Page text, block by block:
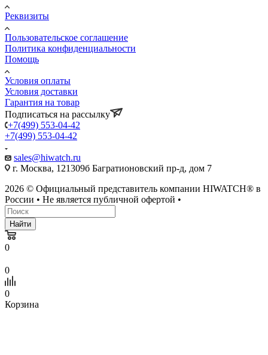
Реквизиты
Пользовательское соглашение
Политика конфиденциальности
Помощь
Условия оплаты
Условия доставки
Гарантия на товар
Подписаться на рассылку
+7(499) 553-04-42
+7(499) 553-04-42
sales@hiwatch.ru
г. Москва, 121309б Багратионовский пр-д, дом 7
2026 © Официальный представитель компании HIWATCH® в
России • Не является публичной офертой •
Найти
0
0
0
Корзина